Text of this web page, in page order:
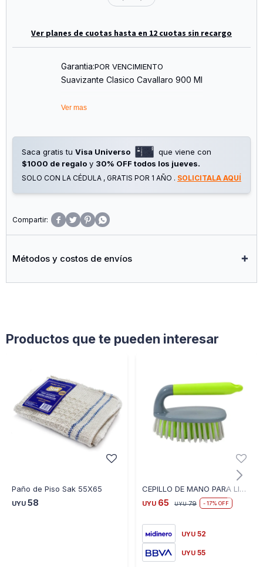
Ver planes de cuotas hasta en 12 cuotas sin recargo
Garantia:POR VENCIMIENTO
Suavizante Clasico Cavallaro 900 Ml
Ver mas
Saca gratis tu Visa Universo
que viene con
$1000 de regalo y 30% OFF todos los jueves.
SOLO CON LA CÉDULA , GRATIS POR 1 AÑO . SOLICITALA AQUÍ
   
Métodos y costos de envíos
Productos que te pueden interesar
Paño de Piso Sak 55X65
UYU 58
CEPILLO DE MANO PARA LIMPIEZA 3567
UYU 65 UYU 79 17
UYU 52
UYU 55